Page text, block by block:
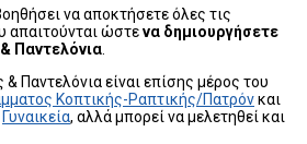
να αποκτήσετε όλες τις
απαιτούνται ώστενα δημιουργήσετε
Παντελόνια
Παντελόνια είναι επίσης μέρος του
Κοπτικής-Ραπτικής/Πατρόνκαι
Γυναικεία, αλλά μπορεί να μελετηθεί και